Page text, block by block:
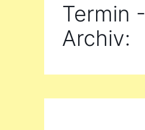
Termin -
Archiv: